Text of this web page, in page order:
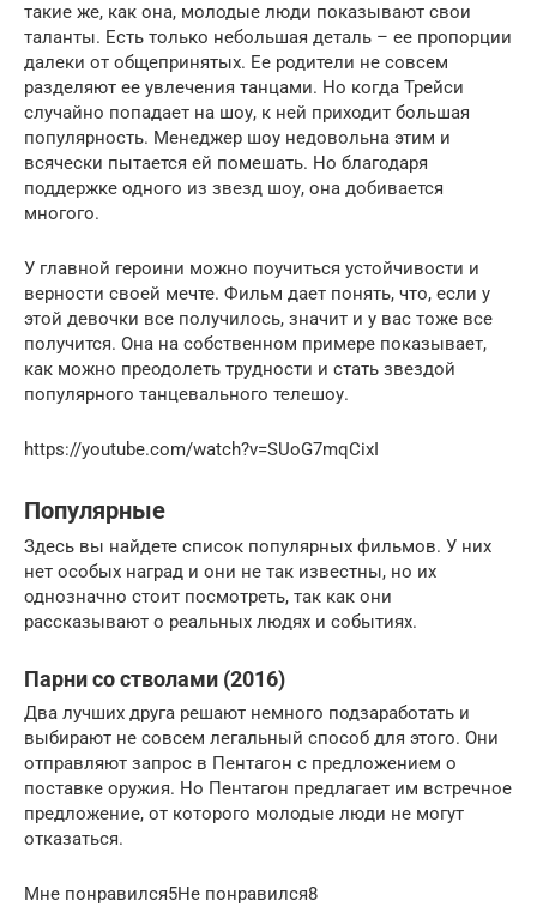
такие же, как она, молодые люди показывают свои
таланты. Есть только небольшая деталь – ее пропорции
далеки от общепринятых. Ее родители не совсем
разделяют ее увлечения танцами. Но когда Трейси
случайно попадает на шоу, к ней приходит большая
популярность. Менеджер шоу недовольна этим и
всячески пытается ей помешать. Но благодаря
поддержке одного из звезд шоу, она добивается
многого.
У главной героини можно поучиться устойчивости и
верности своей мечте. Фильм дает понять, что, если у
этой девочки все получилось, значит и у вас тоже все
получится. Она на собственном примере показывает,
как можно преодолеть трудности и стать звездой
популярного танцевального телешоу.
https://youtube.com/watch?v=SUoG7mqCixI
Популярные
Здесь вы найдете список популярных фильмов. У них
нет особых наград и они не так известны, но их
однозначно стоит посмотреть, так как они
рассказывают о реальных людях и событиях.
Парни со стволами (2016)
Два лучших друга решают немного подзаработать и
выбирают не совсем легальный способ для этого. Они
отправляют запрос в Пентагон с предложением о
поставке оружия. Но Пентагон предлагает им встречное
предложение, от которого молодые люди не могут
отказаться.
Мне понравился5Не понравился8